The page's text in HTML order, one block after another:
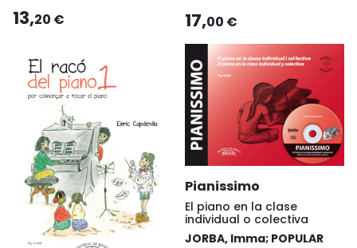
13,20 € 17,00 €
Pianissimo
El piano en la clase
individual o colectiva
JORBA, Imma; POPULAR